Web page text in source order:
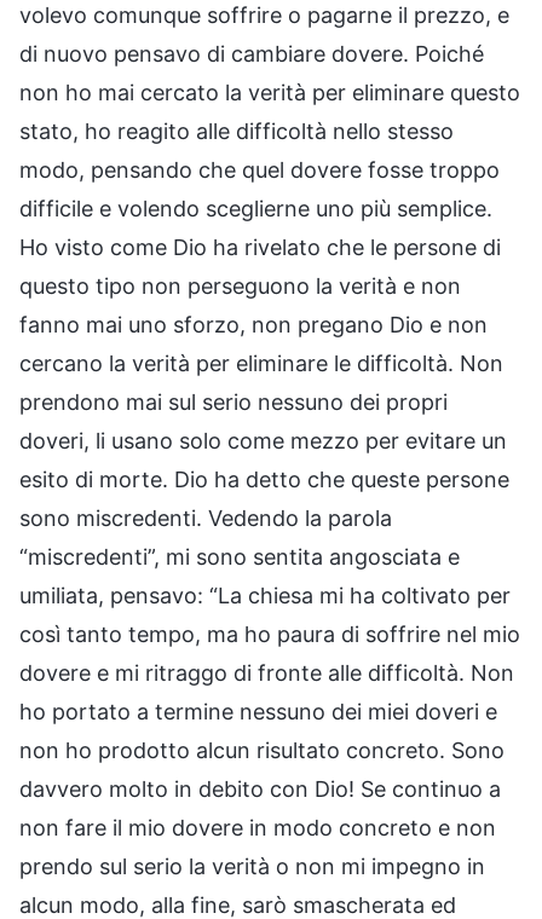
volevo comunque soffrire o pagarne il prezzo, e
di nuovo pensavo di cambiare dovere. Poiché
non ho mai cercato la verità per eliminare questo
stato, ho reagito alle difficoltà nello stesso
modo, pensando che quel dovere fosse troppo
difficile e volendo sceglierne uno più semplice.
Ho visto come Dio ha rivelato che le persone di
questo tipo non perseguono la verità e non
fanno mai uno sforzo, non pregano Dio e non
cercano la verità per eliminare le difficoltà. Non
prendono mai sul serio nessuno dei propri
doveri, li usano solo come mezzo per evitare un
esito di morte. Dio ha detto che queste persone
sono miscredenti. Vedendo la parola
“miscredenti”, mi sono sentita angosciata e
umiliata, pensavo: “La chiesa mi ha coltivato per
così tanto tempo, ma ho paura di soffrire nel mio
dovere e mi ritraggo di fronte alle difficoltà. Non
ho portato a termine nessuno dei miei doveri e
non ho prodotto alcun risultato concreto. Sono
davvero molto in debito con Dio! Se continuo a
non fare il mio dovere in modo concreto e non
prendo sul serio la verità o non mi impegno in
alcun modo, alla fine, sarò smascherata ed